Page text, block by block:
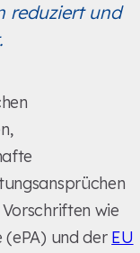
reduziert und
wie
(ePA) und der EU